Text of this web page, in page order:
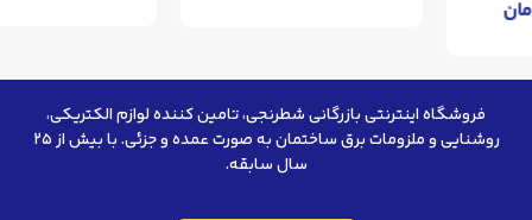
فروشگاه اینترنتی بازرگانی شطرنجی، تامین کننده لوازم الکتریکی،
روشنایی و ملزومات برق ساختمان به صورت عمده و جزئی. با بیش از ۲۵
سال سابقه.